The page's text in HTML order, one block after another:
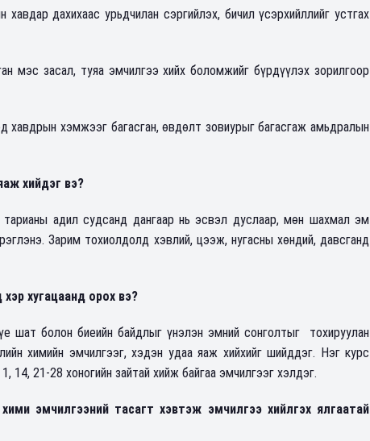
дахихаас урьдчилан сэргийлэх, бичил үсэрхийллийг устгах
мэс засал, туяа эмчилгээ хийх боломжийг бүрдүүлэх зорилгоор
хэмжээг багасган, өвдөлт зовиурыг багасгаж амьдралын
хийдэг вэ?
адил судсанд дангаар нь эсвэл дуслаар, мөн шахмал эм
Зарим тохиолдолд хэвлий, цээж, нугасны хөндий, давсганд
хугацаанд орох вэ?
шат болон биеийн байдлыг үнэлэн эмний сонголтыг тохируулан
химийн эмчилгээг, хэдэн удаа яаж хийхийг шийддэг. Нэг курс
14, 21-28 хоногийн зайтай хийж байгаа эмчилгээг хэлдэг.
эмчилгээний тасагт хэвтэж эмчилгээ хийлгэх ялгаатай